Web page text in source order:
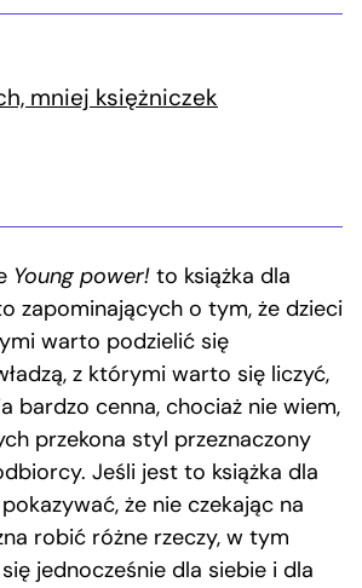
mniej księżniczek
Young power! to książka dla
zapominających o tym, że dzieci
warto podzielić się
z którymi warto się liczyć,
bardzo cenna, chociaż nie wiem,
przekona styl przeznaczony
Jeśli jest to książka dla
że nie czekając na
robić różne rzeczy, w tym
jednocześnie dla siebie i dla